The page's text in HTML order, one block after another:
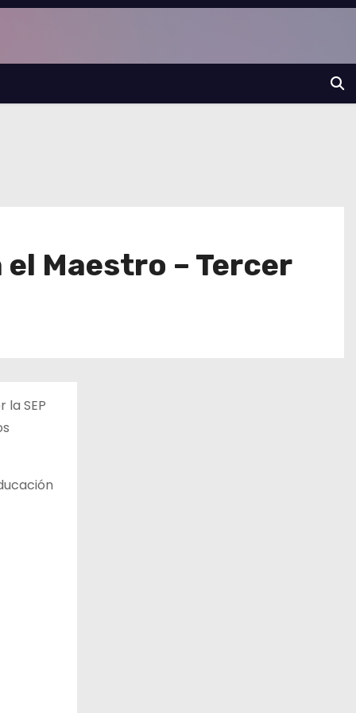
Maestro – Tercer
SEP